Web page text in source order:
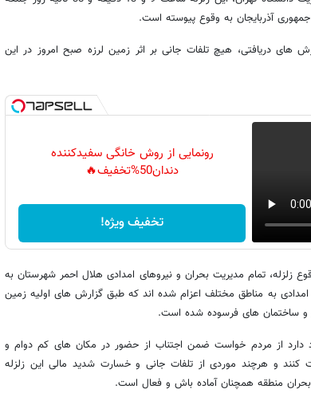
های دریافتی، هیچ تلفات جانی بر اثر زمین لرزه صبح امروز در این
رونمایی از روش خانگی سفیدکننده
دندان50%تخفیف🔥
تخفیف ویژه!
زلزله، تمام مدیریت بحران و نیروهای امدادی هلال احمر شهرستان به
امدادی به مناطق مختلف اعزام شده اند که طبق گزارش های اولیه زمین
و ساختمان های فرسوده شده است.
دارد از مردم خواست ضمن اجتناب از حضور در مکان های کم دوام و
کنند و هرچند موردی از تلفات جانی و خسارت شدید مالی این زلزله
منطقه همچنان آماده باش و فعال است.